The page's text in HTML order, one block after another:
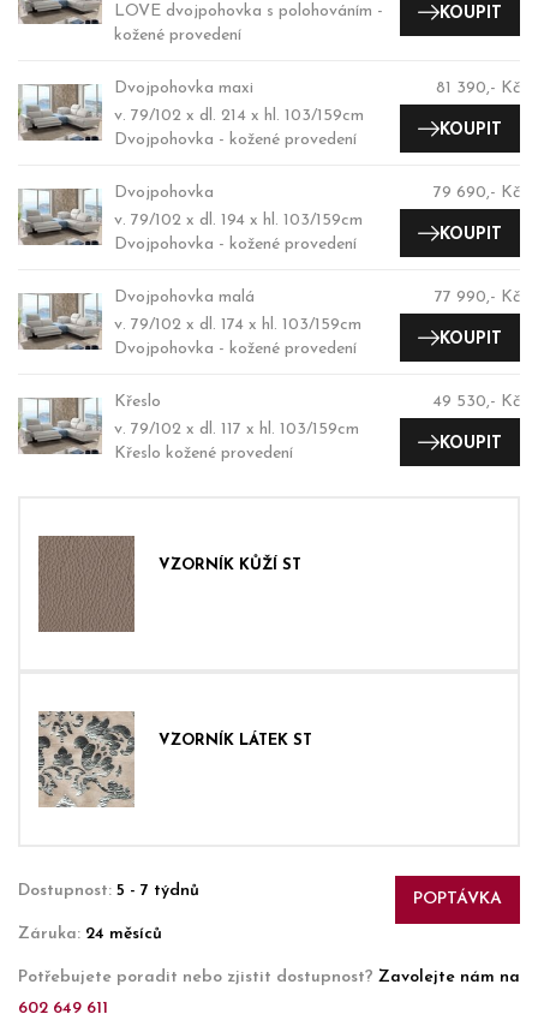
LOVE dvojpohovka s polohováním -
kožené provedení
KOUPIT
Dvojpohovka maxi
v. 79/102 x dl. 214 x hl. 103/159cm
Dvojpohovka - kožené provedení
81 390,- Kč
KOUPIT
Dvojpohovka
v. 79/102 x dl. 194 x hl. 103/159cm
Dvojpohovka - kožené provedení
79 690,- Kč
KOUPIT
Dvojpohovka malá
v. 79/102 x dl. 174 x hl. 103/159cm
Dvojpohovka - kožené provedení
77 990,- Kč
KOUPIT
Křeslo
v. 79/102 x dl. 117 x hl. 103/159cm
Křeslo kožené provedení
49 530,- Kč
KOUPIT
VZORNÍK KŮŽÍ ST
VZORNÍK LÁTEK ST
POPTÁVKA
Dostupnost: 5 - 7 týdnů
Záruka: 24 měsíců
Potřebujete poradit nebo zjistit dostupnost? Zavolejte nám na
602 649 611